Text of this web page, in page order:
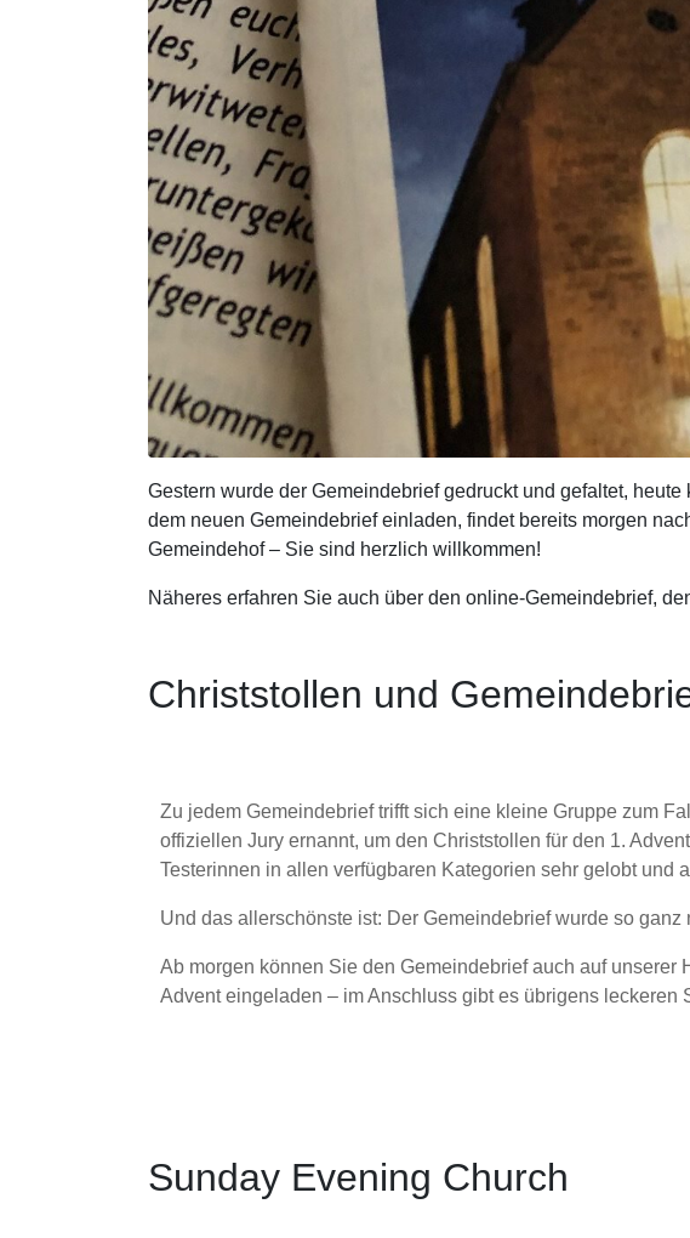
Gestern wurde der Gemeindebrief gedruckt und gefaltet,
dem neuen Gemeindebrief einladen, findet bereits morgen
Gemeindehof – Sie sind herzlich willkommen!
Näheres erfahren Sie auch über den online-Gemeindebrief,
Christstollen und
Zu jedem Gemeindebrief trifft sich eine kleine Gruppe zum
offiziellen Jury ernannt, um den Christstollen für den 1.
Testerinnen in allen verfügbaren Kategorien sehr gelobt und
Und das allerschönste ist: Der Gemeindebrief wurde so
Ab morgen können Sie den Gemeindebrief auch auf
Advent eingeladen – im Anschluss gibt es übrigens
Sunday Evening Church